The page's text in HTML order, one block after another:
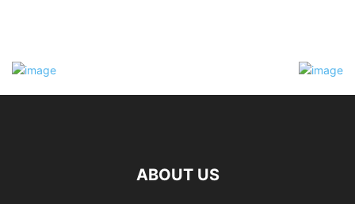
ABOUT US